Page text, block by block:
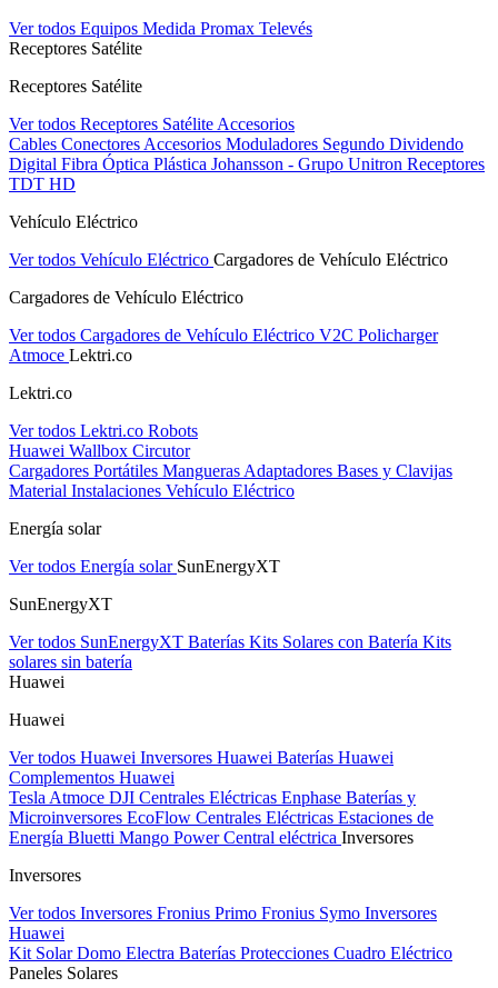
Ver todos Equipos Medida Promax Televés
Receptores Satélite
Receptores Satélite
Ver todos Receptores Satélite Accesorios
Cables Conectores Accesorios Moduladores Segundo Dividendo
Digital Fibra Óptica Plástica Johansson - Grupo Unitron Receptores
TDT HD
Vehículo Eléctrico
Ver todos Vehículo Eléctrico Cargadores de Vehículo Eléctrico
Cargadores de Vehículo Eléctrico
Ver todos Cargadores de Vehículo Eléctrico V2C Policharger
Atmoce Lektri.co
Lektri.co
Ver todos Lektri.co Robots
Huawei Wallbox Circutor
Cargadores Portátiles Mangueras Adaptadores Bases y Clavijas
Material Instalaciones Vehículo Eléctrico
Energía solar
Ver todos Energía solar SunEnergyXT
SunEnergyXT
Ver todos SunEnergyXT Baterías Kits Solares con Batería Kits
solares sin batería
Huawei
Huawei
Ver todos Huawei Inversores Huawei Baterías Huawei
Complementos Huawei
Tesla Atmoce DJI Centrales Eléctricas Enphase Baterías y
Microinversores EcoFlow Centrales Eléctricas Estaciones de
Energía Bluetti Mango Power Central eléctrica Inversores
Inversores
Ver todos Inversores Fronius Primo Fronius Symo Inversores
Huawei
Kit Solar Domo Electra Baterías Protecciones Cuadro Eléctrico
Paneles Solares